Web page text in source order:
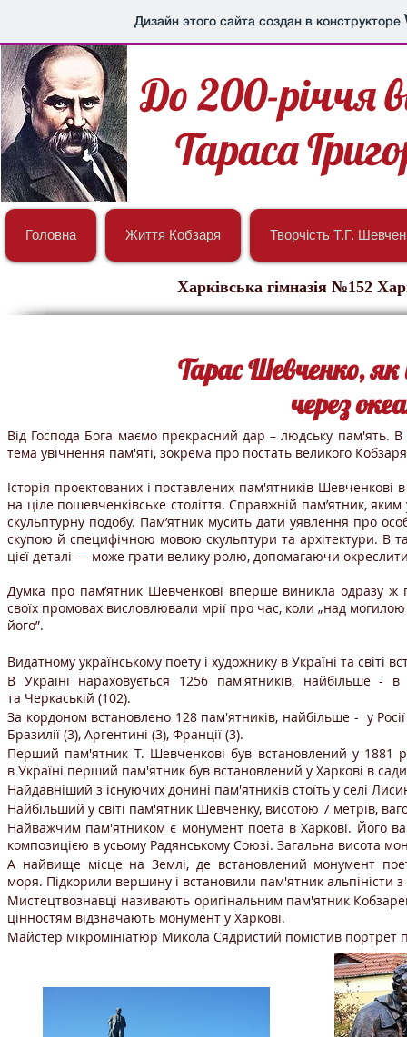
Дизайн этого сайта создан в конструкторе
До 200-річчя
Тараса
Головна Життя Кобзаря Творчість Т.Г.
Харківська гімназія №152
Від Господа Бога маємо прекрасний дар – людську пам'ять. В
тема увічнення пам'яті, зокрема про постать великого
Історія проектованих і поставлених пам'ятників
на ціле пошевченківське століття. Справжній пам’ятник,
скульптурну подобу. Пам’ятник мусить дати уявлення про
скупою й специфічною мовою скульптури та архітектури. В
цієї деталі — може грати велику ролю, допомагаючи
Думка про пам’ятник Шевченкові вперше виникла одразу ж
своїх промовах висловлювали мрії про час, коли „над
його”.
Видатному українському поету і художнику в Україні та світі
В Україні нараховується 1256 пам'ятників, найбільше - в
та Черкаській (102).
За кордоном встановлено 128 пам'ятників, найбільше - у
Бразилії (3), Аргентині (3), Франції (3).
Перший пам'ятник Т. Шевченкові був встановлений у 1881
в Україні перший пам'ятник був встановлений у Харкові в
Найдавніший з існуючих донині пам'ятників стоїть у селі
Найбільший у світі пам'ятник Шевченку, висотою 7 метрів,
Найважчим пам'ятником є монумент поета в Харкові. Його
композицією в усьому Радянському Союзі. Загальна висота
А найвище місце на Землі, де встановлений монумент
моря. Підкорили вершину і встановили пам'ятник альпіністи
Мистецтвознавці називають оригінальним пам'ятник
цінностям відзначають монумент у Харкові.
Майстер мікромініатюр Микола Сядристий помістив портрет
Тарас Шевченко, як
через